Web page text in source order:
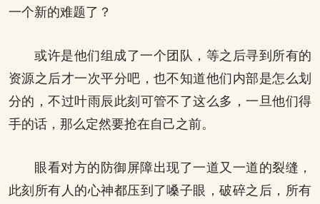
一个新的难题了？
或许是他们组成了一个团队，等之后寻到所有的
资源之后才一次平分吧，也不知道他们内部是怎么划
分的，不过叶雨辰此刻可管不了这么多，一旦他们得
手的话，那么定然要抢在自己之前。
眼看对方的防御屏障出现了一道又一道的裂缝，
此刻所有人的心神都压到了嗓子眼，破碎之后，所有